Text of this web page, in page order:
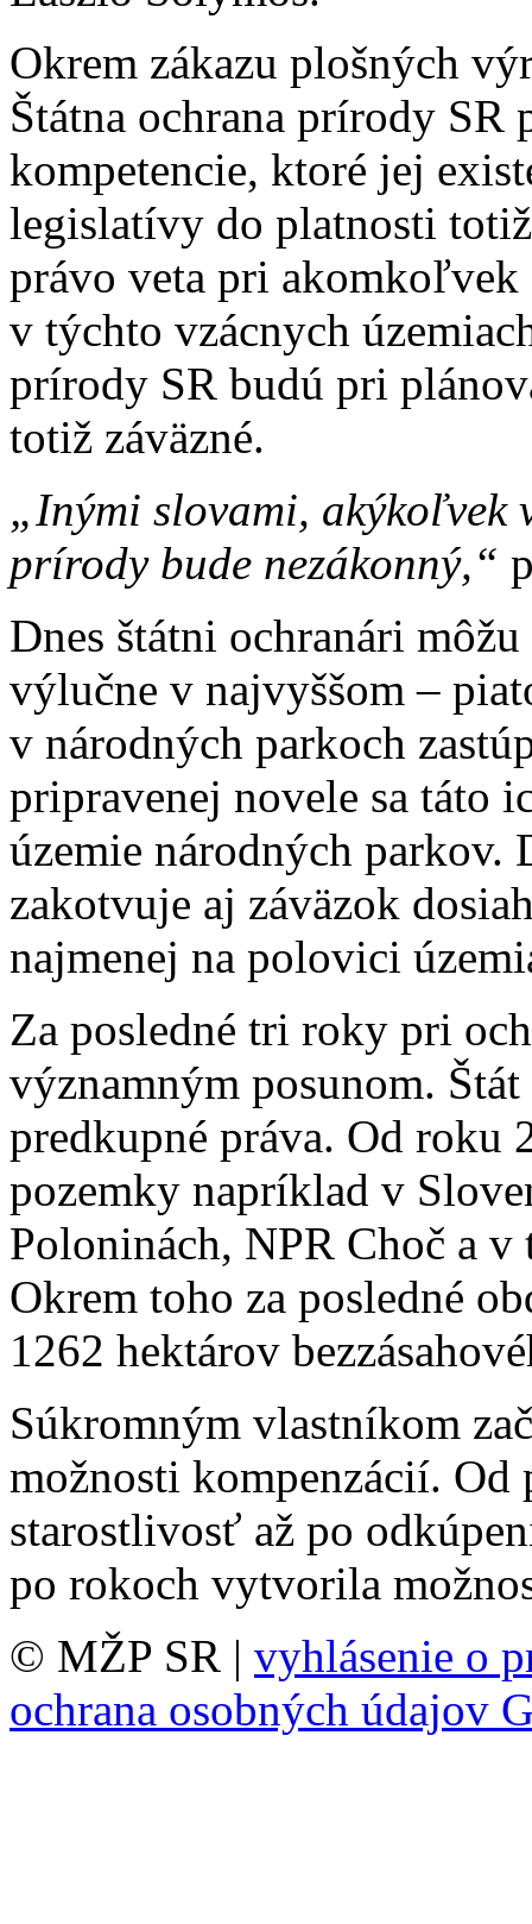
Okrem zákazu plošných
Štátna ochrana prírody
kompetencie, ktoré jej
legislatívy do platnosti
právo veta pri akomkoľvek
v týchto vzácnych
prírody SR budú pri
totiž záväzné.
„Inými slovami, akýkoľvek
prírody bude nezákonný,“
Dnes štátni ochranári
výlučne v najvyššom –
v národných parkoch
pripravenej novele sa táto
územie národných parkov.
zakotvuje aj záväzok
najmenej na polovici
Za posledné tri roky pri
významným posunom.
predkupné práva. Od roku
pozemky napríklad v
Poloninách, NPR Choč a
Okrem toho za posledné
1262 hektárov
Súkromným vlastníkom
možnosti kompenzácií. Od
starostlivosť až po
po rokoch vytvorila
© MŽP SR | vyhlásenie o
ochrana osobných údajov